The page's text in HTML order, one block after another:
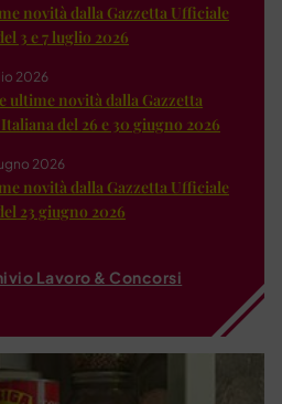
novità dalla Gazzetta Ufficiale
3 e 7 luglio 2026
2026
ultime novità dalla Gazzetta
del 26 e 30 giugno 2026
2026
novità dalla Gazzetta Ufficiale
23 giugno 2026
Lavoro & Concorsi